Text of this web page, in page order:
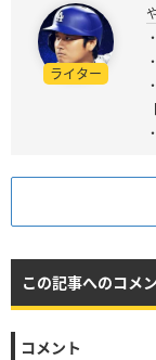
ライター
この記事へのコメ
コメント